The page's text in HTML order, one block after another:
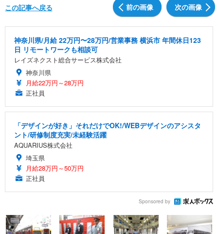
前の画像 次の画像
この記事へ戻る
神奈川県/月給 22万円〜28万円/営業事務 横浜市 年間休日123
日 リモートワークも相談可
レイズネクスト総合サービス株式会社
神奈川県
月給22万円～28万円
正社員
「デザインが好き」それだけでOK!/WEBデザインのアシスタ
ント/研修制度充実/未経験活躍
AQUARIUS株式会社
埼玉県
月給28万円～50万円
正社員
Sponsored by